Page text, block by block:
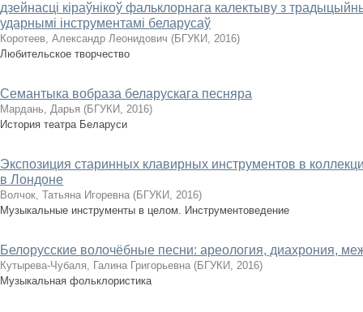
дзейнасці кіраўнікоў фальклорнага калектыву з
ударнымі інструментамі беларусаў
Коротеев, Александр Леонидович (БГУКИ, 2016)
Любительское творчество
Семантыка вобраза беларускага песняра
Мардань, Дарья (БГУКИ, 2016)
История театра Беларуси
Экспозиция старинных клавирных инструментов в
в Лондоне
Волчок, Татьяна Игоревна (БГУКИ, 2016)
Музыкальные инструменты в целом. Инструментоведение
Белорусские волочёбные песни: ареология, диахрония,
Кутырева-Чубаля, Галина Григорьевна (БГУКИ, 2016)
Музыкальная фольклористика